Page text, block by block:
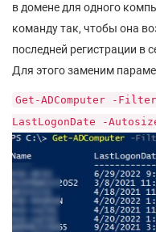
в домене для одного
команду так, чтобы она
последней регистрации в
Для этого заменим
Get-ADComputer -
LastLogonDate -